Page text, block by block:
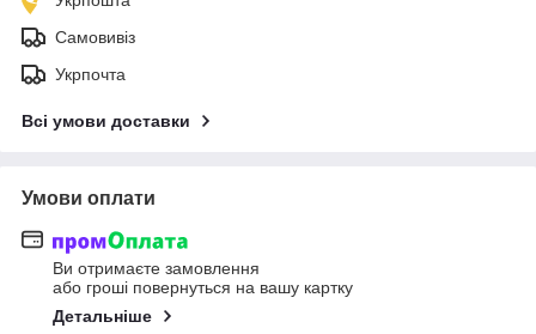
Самовивіз
Укрпочта
Всі умови доставки
Умови оплати
Ви отримаєте замовлення
або гроші повернуться на вашу картку
Детальніше